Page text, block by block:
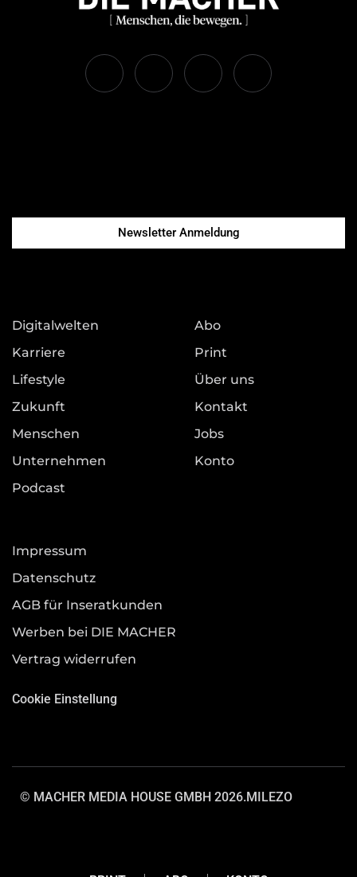
Newsletter Anmeldung
Digitalwelten
Karriere
Lifestyle
Zukunft
Menschen
Unternehmen
Podcast
Abo
Print
Über uns
Kontakt
Jobs
Konto
Impressum
Datenschutz
AGB für Inseratkunden
Werben bei DIE MACHER
Vertrag widerrufen
Cookie Einstellung
© MACHER MEDIA HOUSE GMBH 2026.MILEZO